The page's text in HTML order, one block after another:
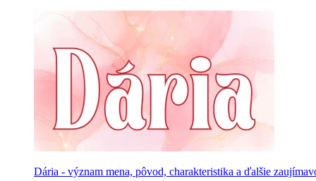
Dária - význam mena, pôvod, charakteristika a ďalšie